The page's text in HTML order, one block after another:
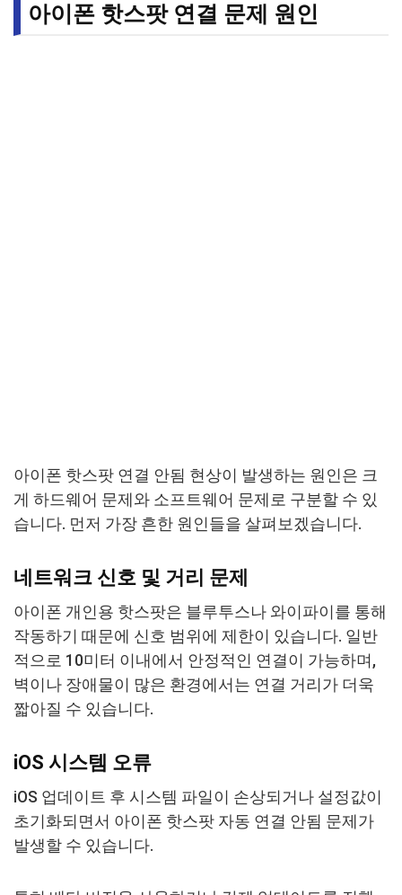
아이폰 핫스팟 연결 문제 원인
아이폰 핫스팟 연결 안됨 현상이 발생하는 원인은 크
게 하드웨어 문제와 소프트웨어 문제로 구분할 수 있
습니다. 먼저 가장 흔한 원인들을 살펴보겠습니다.
네트워크 신호 및 거리 문제
아이폰 개인용 핫스팟은 블루투스나 와이파이를 통해
작동하기 때문에 신호 범위에 제한이 있습니다. 일반
적으로 10미터 이내에서 안정적인 연결이 가능하며,
벽이나 장애물이 많은 환경에서는 연결 거리가 더욱
짧아질 수 있습니다.
iOS 시스템 오류
iOS 업데이트 후 시스템 파일이 손상되거나 설정값이
초기화되면서 아이폰 핫스팟 자동 연결 안됨 문제가
발생할 수 있습니다.